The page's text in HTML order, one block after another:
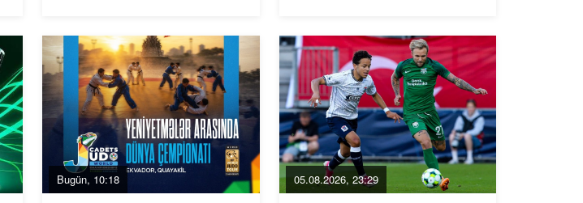
Bugün, 10:18 05.08.2026, 23:29